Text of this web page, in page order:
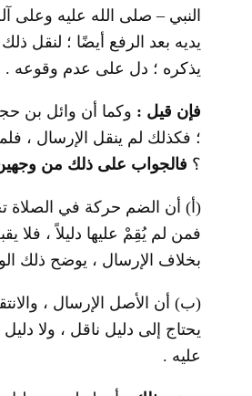
النبي – صلى الله عليه وعلى
يديه بعد الرفع أيضًا ؛ لنقل
يذكره ؛ دل على عدم وقوعه .
فإن قيل : وكما أن وائل بن
؛ فكذلك لم ينقل الإرسال ،
؟ فالجواب على ذلك من
(أ) أن الضم حركة في الصلاة
فمن لم يُقِمْ عليها دليلاً ، فلا
بخلاف الإرسال ، يوضح ذلك
(ب) أن الأصل الإرسال ،
يحتاج إلى دليل ناقل ، ولا
عليه .